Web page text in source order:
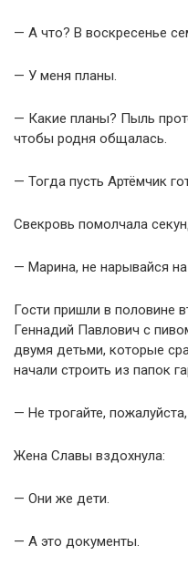
— А что? В воскресенье
— У меня планы.
— Какие планы? Пыль
чтобы родня общалась.
— Тогда пусть Артёмчик
Свекровь помолчала
— Марина, не нарывайся
Гости пришли в половине
Геннадий Павлович с
двумя детьми, которые
начали строить из папок
— Не трогайте,
Жена Славы вздохнула:
— Они же дети.
— А это документы.